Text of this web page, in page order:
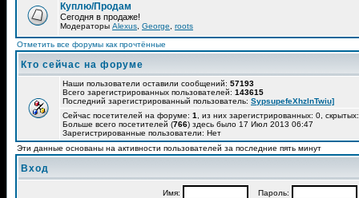
Куплю/Продам
Сегодня в продаже!
Модераторы Alexus George roots
Отметить все форумы как прочтённые
Кто сейчас на форуме
Наши пользователи оставили сообщений: 57193
Всего зарегистрированных пользователей: 143615
Последний зарегистрированный пользователь: SypsupefeXhzlnTwiu]
Сейчас посетителей на форуме: 1
, из них зарегистрированных: 0,
Больше всего посетителей (766) здесь было 17 Июл 2013 06:47
Зарегистрированные пользователи: Нет
Эти данные основаны на активности пользователей за последние пять минут
Вход
Имя: Пароль: